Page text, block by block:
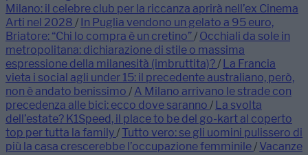
Milano: il celebre club per la riccanza aprirà nell’ex Cinema
Arti nel 2028 / In Puglia vendono un gelato a 95 euro,
Briatore: “Chi lo compra è un cretino”/ Occhiali da sole in
metropolitana: dichiarazione di stile o massima
espressione della milanesità (imbruttita)?/ La Francia
vieta i social agli under 15: il precedente australiano, però,
non è andato benissimo / A Milano arrivano le strade con
precedenza alle bici: ecco dove saranno / La svolta
dell’estate? K1Speed, il place to be del go-kart al coperto
top per tutta la family/ Tutto vero: se gli uomini pulissero di
più la casa crescerebbe l’occupazione femminile/ Vacanze